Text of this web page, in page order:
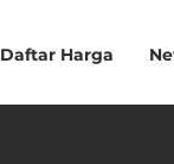
Daftar Harga